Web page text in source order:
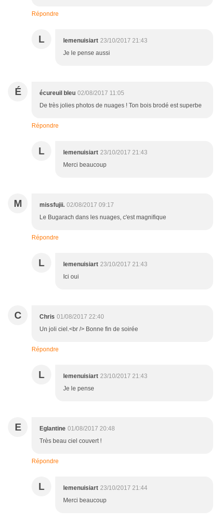
Répondre
L lemenuisiart 23/10/2017 21:43
Je le pense aussi
É écureuil bleu 02/08/2017 11:05
De très jolies photos de nuages ! Ton bois brodé est superbe
Répondre
L lemenuisiart 23/10/2017 21:43
Merci beaucoup
M missfujii. 02/08/2017 09:17
Le Bugarach dans les nuages, c'est magnifique
Répondre
L lemenuisiart 23/10/2017 21:43
Ici oui
C Chris 01/08/2017 22:40
Un joli ciel.<br /> Bonne fin de soirée
Répondre
L lemenuisiart 23/10/2017 21:43
Je le pense
E Eglantine 01/08/2017 20:48
Très beau ciel couvert !
Répondre
L lemenuisiart 23/10/2017 21:44
Merci beaucoup